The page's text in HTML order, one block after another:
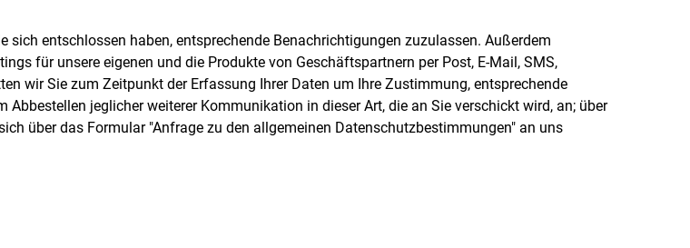
entschlossen haben, entsprechende Benachrichtigungen zuzulassen. Außerdem
für unsere eigenen und die Produkte von Geschäftspartnern per Post, E-Mail, SMS,
wir Sie zum Zeitpunkt der Erfassung Ihrer Daten um Ihre Zustimmung, entsprechende
jeglicher weiterer Kommunikation in dieser Art, die an Sie verschickt wird, an; über
über das Formular "Anfrage zu den allgemeinen Datenschutzbestimmungen" an uns